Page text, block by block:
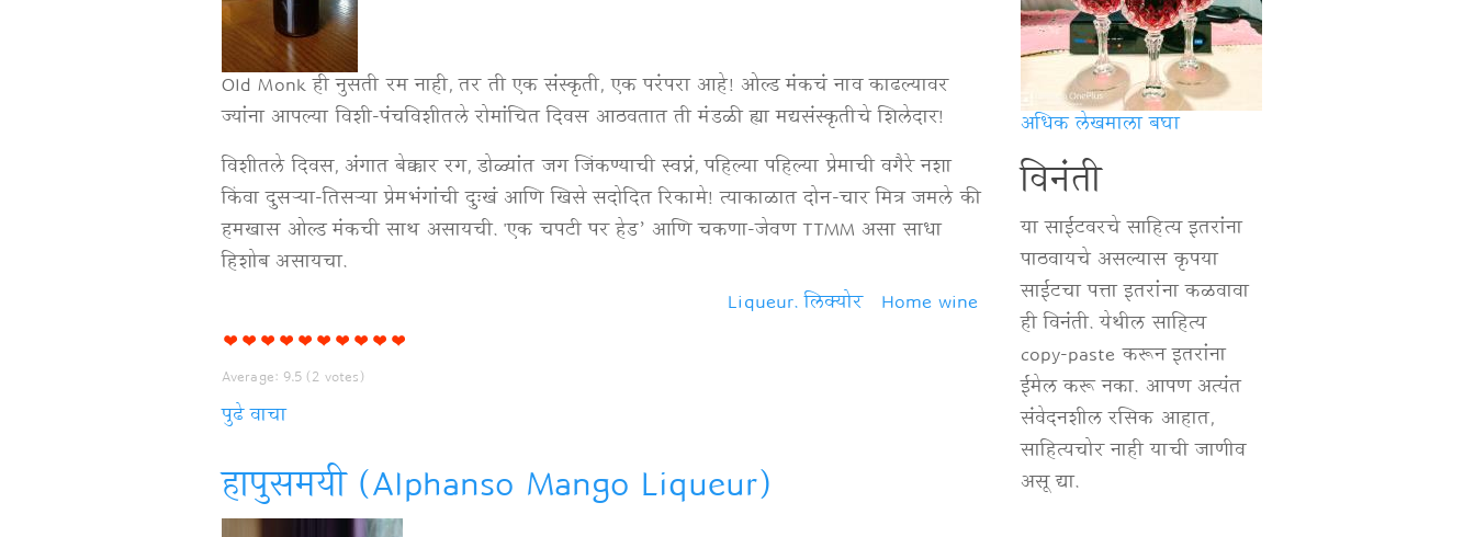
Old Monk ही नुसती रम नाही, तर ती एक संस्कृती, एक परंपरा आहे! ओल्ड मंकचं नाव काढल्यावर
ज्यांना आपल्या विशी-पंचविशीतले रोमांचित दिवस आठवतात ती मंडळी ह्या मद्यसंस्कृतीचे शिलेदार!
विशीतले दिवस, अंगात बेक्कार रग, डोळ्यांत जग जिंकण्याची स्वप्नं, पहिल्या पहिल्या प्रेमाची वगैरे नशा
किंवा दुसऱ्या-तिसऱ्या प्रेमभंगांची दुःखं आणि खिसे सदोदित रिकामे! त्याकाळात दोन-चार मित्र जमले की
हमखास ओल्ड मंकची साथ असायची. 'एक चपटी पर हेड’ आणि चकणा-जेवण TTMM असा साधा
हिशोब असायचा.
Liqueur. लिक्योर
Home wine
Average: 9.5 (2 votes)
पुढे वाचाकॉफी
-
कॉफी+
हापुसमयी (Alphanso Mango Liqueur)
अधिक लेखमाला बघा
विनंती
या साईटवरचे साहित्य इतरांना
पाठवायचे असल्यास कृपया
साईटचा पत्ता इतरांना कळवावा
ही विनंती. येथील साहित्य
copy-paste करून इतरांना
ईमेल करू नका. आपण अत्यंत
संवेदनशील रसिक आहात,
साहित्यचोर नाही याची जाणीव
असू द्या.